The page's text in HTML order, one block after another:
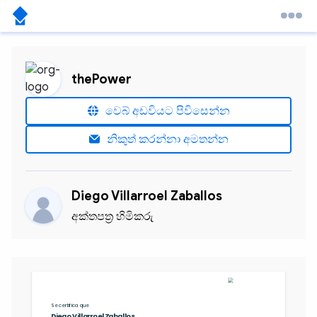
thePower
වෙබ් අඩවියට පිවිසෙන්න
නිකුත් කරන්නා අමතන්න
Diego Villarroel Zaballos
අක්තපත්‍ර හිමිකරු
Se certifica que